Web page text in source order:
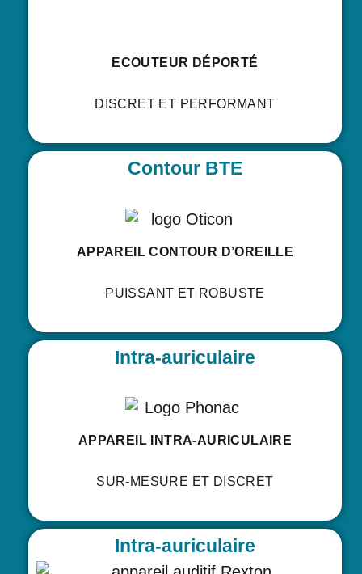
ECOUTEUR DÉPORTÉ
DISCRET ET PERFORMANT
Contour BTE
APPAREIL CONTOUR D’OREILLE
PUISSANT ET ROBUSTE
Intra-auriculaire
APPAREIL INTRA-AURICULAIRE
SUR-MESURE ET DISCRET
Intra-auriculaire